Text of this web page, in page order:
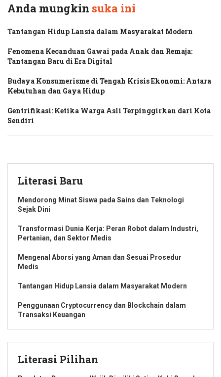
Anda mungkin suka ini
Tantangan Hidup Lansia dalam Masyarakat Modern
Fenomena Kecanduan Gawai pada Anak dan Remaja:
Tantangan Baru di Era Digital
Budaya Konsumerisme di Tengah Krisis Ekonomi: Antara
Kebutuhan dan Gaya Hidup
Gentrifikasi: Ketika Warga Asli Terpinggirkan dari Kota
Sendiri
Literasi Baru
Mendorong Minat Siswa pada Sains dan Teknologi
Sejak Dini
Transformasi Dunia Kerja: Peran Robot dalam Industri,
Pertanian, dan Sektor Medis
Mengenal Aborsi yang Aman dan Sesuai Prosedur
Medis
Tantangan Hidup Lansia dalam Masyarakat Modern
Penggunaan Cryptocurrency dan Blockchain dalam
Transaksi Keuangan
Literasi Pilihan